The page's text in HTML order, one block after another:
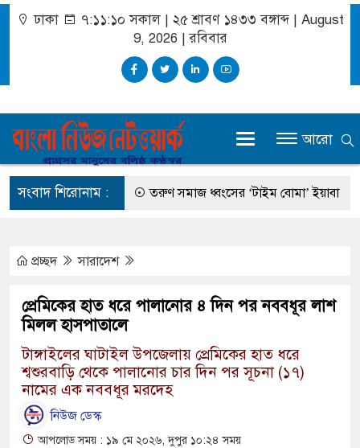
ঢাকা ৭:১১:১০ সকাল | ২৫ শ্রাবণ ১৪৩৩ বঙ্গাব্দ | August
9, 2026 |রবিবার
আরো
সংবাদ শিরোনাম :
ঘটানোর উদ্যোগ তরুণ সমাজ ধ্বংসের ‘টাইম বোমা’ ইয়াবা
প্রচ্ছদ সারাদেশ
প্রেমিকের হাত ধরে পালানোর ৪ দিন পর নববধূর লাশ
মিলল হাসপাতালে
টাঙ্গাইলের ঘাটাইল উপজেলায় প্রেমিকের হাত ধরে
শ্বশুরবাড়ি থেকে পালানোর চার দিন পর সূচনা (১৭)
নামের এক নববধূর মরদেহ
নিউজ ডেস্ক
আপলোড সময় : ১৯ মে ২০২৬, দুপুর ১০:২৪ সময়